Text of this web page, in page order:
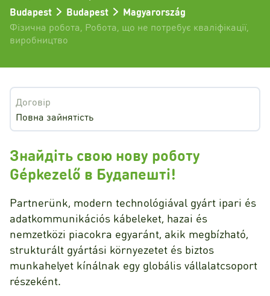
Budapest
Budapest
Magyarország
Фізична робота Робота, що не потребує кваліфікації
виробництво
Договір
Повна зайнятість
Знайдіть свою нову роботу
Gépkezelő в Будапешті!
Partnerünk, modern technológiával gyárt ipari és
adatkommunikációs kábeleket, hazai és
nemzetközi piacokra egyaránt, akik megbízható,
strukturált gyártási környezetet és biztos
munkahelyet kínálnak egy globális vállalatcsoport
részeként.